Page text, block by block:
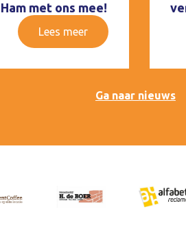
met ons mee!
Lees meer
Ga naar nieuws